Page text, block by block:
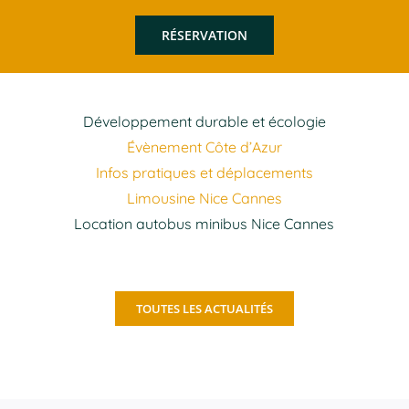
RÉSERVATION
Développement durable et écologie
Évènement Côte d’Azur
Infos pratiques et déplacements
Limousine Nice Cannes
Location autobus minibus Nice Cannes
TOUTES LES ACTUALITÉS